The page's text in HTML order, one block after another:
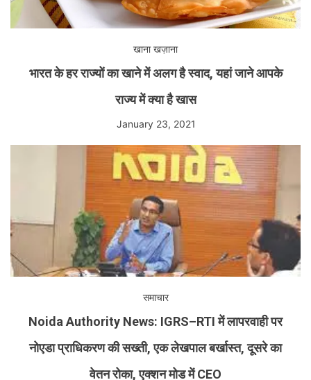
खाना खज़ाना
भारत के हर राज्यों का खाने में अलग है स्वाद, यहां जाने आपके
राज्य में क्या है खास
January 23, 2021
समाचार
Noida Authority News: IGRS–RTI में लापरवाही पर
नोएडा प्राधिकरण की सख्ती, एक लेखपाल बर्खास्त, दूसरे का
वेतन रोका, एक्शन मोड में CEO